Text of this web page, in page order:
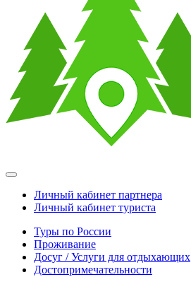
Личный кабинет партнера
Личный кабинет туриста
Туры по России
Проживание
Досуг / Услуги для отдыхающих
Достопримечательности